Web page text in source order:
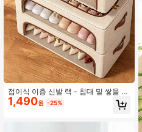
접이식 이층 신발 랙 - 침대 밑 쌓을 수
있는 수납장, 레트로 스타일, 운동화,
하이힐 및 다양한 신발에 적합, 공간
1,490원 -25%